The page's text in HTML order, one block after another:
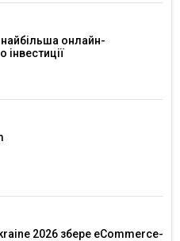
найбільша онлайн-
інвестиції
2026 збере eCommerce-